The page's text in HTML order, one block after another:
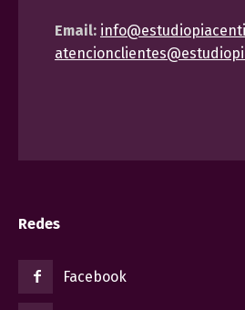
Email:
Redes
Facebook